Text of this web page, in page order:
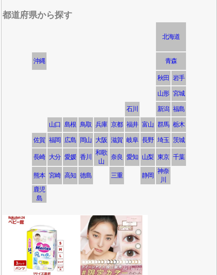
都道府県から探す
北海道
沖縄 青森
秋田 岩手
山形 宮城
石川 新潟 福島
山口 島根 鳥取 兵庫 京都 福井 富山 群馬 栃木
佐賀 福岡 広島 岡山 大阪 滋賀 岐阜 長野 埼玉 茨城
長崎 大分 愛媛 香川
和歌
山
奈良 愛知 山梨 東京 千葉
熊本 宮崎 高知 徳島 三重 静岡
神奈
川
鹿児
島